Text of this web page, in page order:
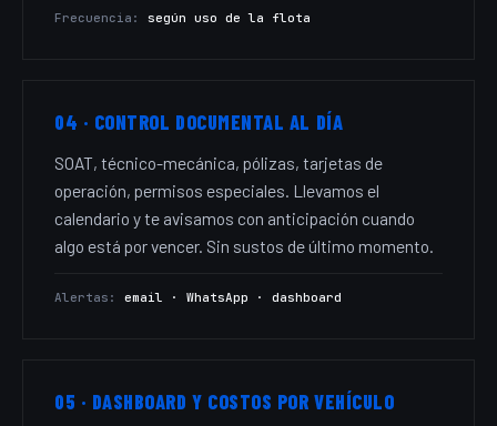
Frecuencia: según uso de la flota
04 · CONTROL DOCUMENTAL AL DÍA
SOAT, técnico-mecánica, pólizas, tarjetas de
operación, permisos especiales. Llevamos el
calendario y te avisamos con anticipación cuando
algo está por vencer. Sin sustos de último momento.
Alertas: email · WhatsApp · dashboard
05 · DASHBOARD Y COSTOS POR VEHÍCULO